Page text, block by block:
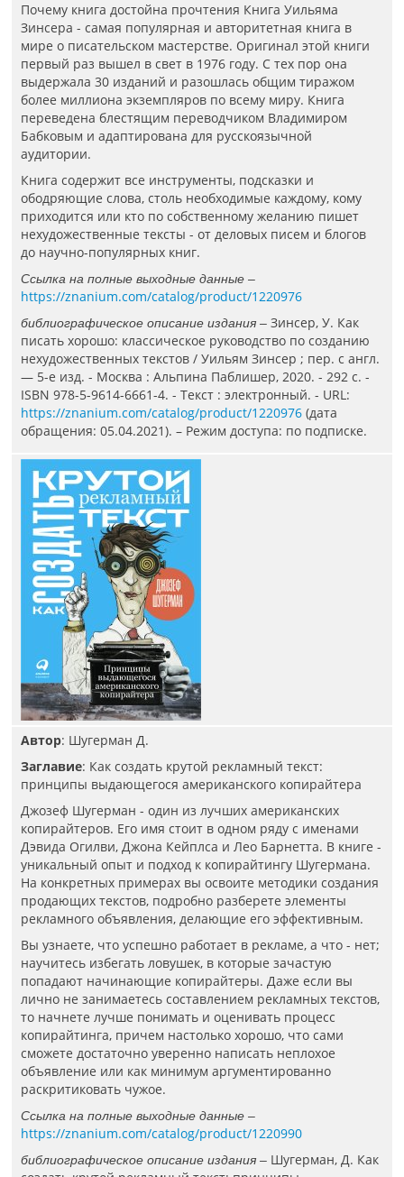
Почему книга достойна прочтения Книга Уильяма
Зинсера - самая популярная и авторитетная книга в
мире о писательском мастерстве. Оригинал этой книги
первый раз вышел в свет в 1976 году. С тех пор она
выдержала 30 изданий и разошлась общим тиражом
более миллиона экземпляров по всему миру. Книга
переведена блестящим переводчиком Владимиром
Бабковым и адаптирована для русскоязычной
аудитории.
Книга содержит все инструменты, подсказки и
ободряющие слова, столь необходимые каждому, кому
приходится или кто по собственному желанию пишет
нехудожественные тексты - от деловых писем и блогов
до научно-популярных книг.
Ссылка на полные выходные данные –
https://znanium.com/catalog/product/1220976
библиографическое описание издания – Зинсер, У. Как
писать хорошо: классическое руководство по созданию
нехудожественных текстов / Уильям Зинсер ; пер. с англ.
— 5-е изд. - Москва : Альпина Паблишер, 2020. - 292 с. -
ISBN 978-5-9614-6661-4. - Текст : электронный. - URL:
https://znanium.com/catalog/product/1220976 (дата
обращения: 05.04.2021). – Режим доступа: по подписке.
Автор: Шугерман Д.
Заглавие: Как создать крутой рекламный текст:
принципы выдающегося американского копирайтера
Джозеф Шугерман - один из лучших американских
копирайтеров. Его имя стоит в одном ряду с именами
Дэвида Огилви, Джона Кейплса и Лео Барнетта. В книге -
уникальный опыт и подход к копирайтингу Шугермана.
На конкретных примерах вы освоите методики создания
продающих текстов, подробно разберете элементы
рекламного объявления, делающие его эффективным.
Вы узнаете, что успешно работает в рекламе, а что - нет;
научитесь избегать ловушек, в которые зачастую
попадают начинающие копирайтеры. Даже если вы
лично не занимаетесь составлением рекламных текстов,
то начнете лучше понимать и оценивать процесс
копирайтинга, причем настолько хорошо, что сами
сможете достаточно уверенно написать неплохое
объявление или как минимум аргументированно
раскритиковать чужое.
Ссылка на полные выходные данные –
https://znanium.com/catalog/product/1220990
библиографическое описание издания – Шугерман, Д. Как